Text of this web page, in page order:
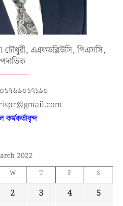
চৌধুরী, এএফডব্লিউসি, পিএসসি,
পদাতিক
2022
W T F S
2 3 4
5